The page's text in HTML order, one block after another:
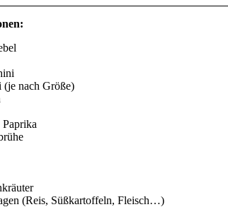
nach Größe)
(Reis, Süßkartoffeln, Fleisch…)